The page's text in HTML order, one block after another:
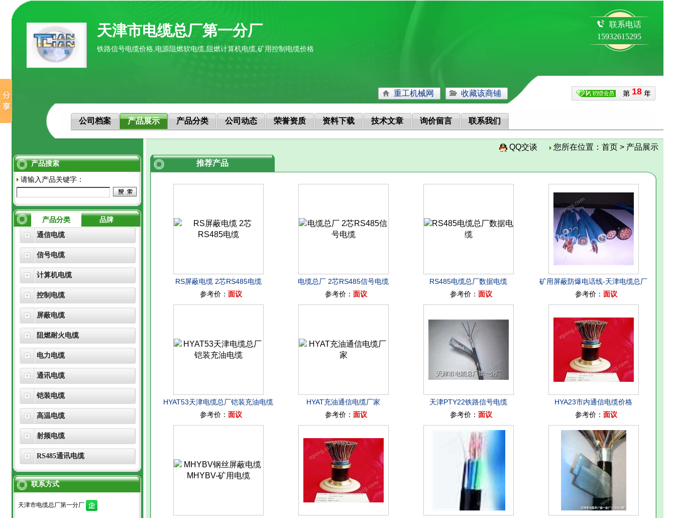
天津市电缆总厂第一分厂
铁路信号电缆价格,电源阻燃软电缆,阻燃计算机电缆,矿用控制电缆价格
重工机械网 收藏该商铺 18
联系电话
15932615295
公司档案 产品展示 产品分类 公司动态 荣誉资质 资料下载 技术文章 询价留言 联系我们
QQ交谈 您所在位置： 首页 > 产品展示
产品搜索
请输入产品关键字：
产品分类 品牌
通信电缆
信号电缆
计算机电缆
控制电缆
屏蔽电缆
阻燃耐火电缆
电力电缆
通讯电缆
铠装电缆
高温电缆
射频电缆
RS485通讯电缆
联系方式
天津市电缆总厂第一分厂
推荐产品
RS屏蔽电缆 2芯RS485电缆
参考价： 面议
电缆总厂 2芯RS485信号电缆
参考价： 面议
RS485电缆总厂数据电缆
参考价： 面议
矿用屏蔽防爆电话线-天津电缆总厂
参考价： 面议
HYAT53天津电缆总厂铠装充油电缆
参考价： 面议
HYAT充油通信电缆厂家
参考价： 面议
天津PTY22铁路信号电缆
参考价： 面议
HYA23市内通信电缆价格
参考价： 面议